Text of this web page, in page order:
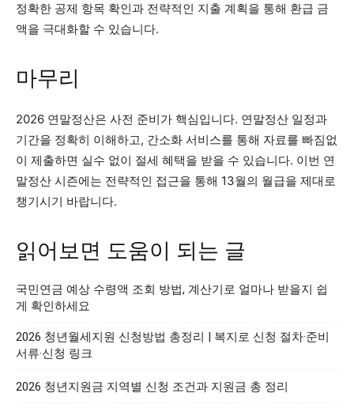
정확한 공제 항목 확인과 전략적인 지출 계획을 통해 환급 금
액을 극대화할 수 있습니다.
마무리
2026 연말정산은 사전 준비가 핵심입니다. 연말정산 일정과
기간을 정확히 이해하고, 간소화 서비스를 통해 자료를 빠짐없
이 제출하면 실수 없이 절세 혜택을 받을 수 있습니다. 이번 연
말정산 시즌에는 전략적인 접근을 통해 13월의 월급을 제대로
챙기시기 바랍니다.
읽어보면 도움이 되는 글
국민연금 예상 수령액 조회 방법, 계산기로 얼마나 받을지 쉽
게 확인하세요
2026 청년월세지원 신청방법 총정리 | 복지로 신청 절차·준비
서류·신청 링크
2026 청년지원금 지역별 신청 조건과 지원금 총 정리